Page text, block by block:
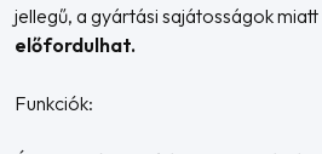
jellegű, a gyártási sajátosságok miatt
előfordulhat.
Funkciók: